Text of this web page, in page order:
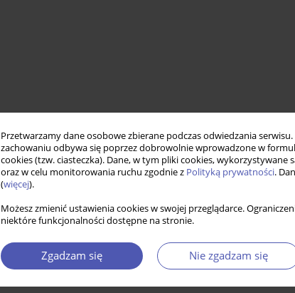
Przetwarzamy dane osobowe zbierane podczas odwiedzania
zachowaniu odbywa się poprzez dobrowolnie wprowadzone w
cookies (tzw. ciasteczka). Dane, w tym pliki cookies,
oraz w celu monitorowania ruchu zgodnie z Polityką prywatności.
(więcej).
Możesz zmienić ustawienia cookies w swojej przeglądarce.
niektóre funkcjonalności dostępne na stronie.
Zgadzam się Nie zgadzam się